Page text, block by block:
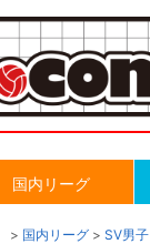
国内リーグ
> 国内リーグ > SV男子